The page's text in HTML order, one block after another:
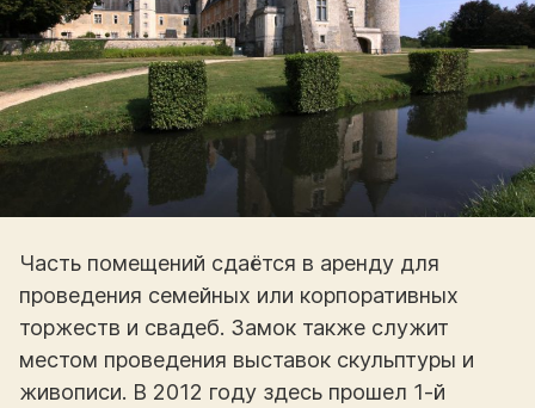
Часть помещений сдаётся в аренду для
проведения семейных или корпоративных
торжеств и свадеб. Замок также служит
местом проведения выставок скульптуры и
живописи. В 2012 году здесь прошел 1-й